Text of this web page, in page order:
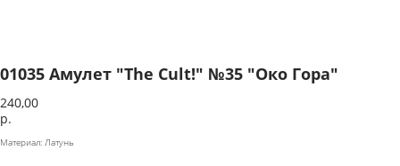
01035 Амулет "The Cult!" №35 "Око Гора"
240,00
р.
Материал: Латунь